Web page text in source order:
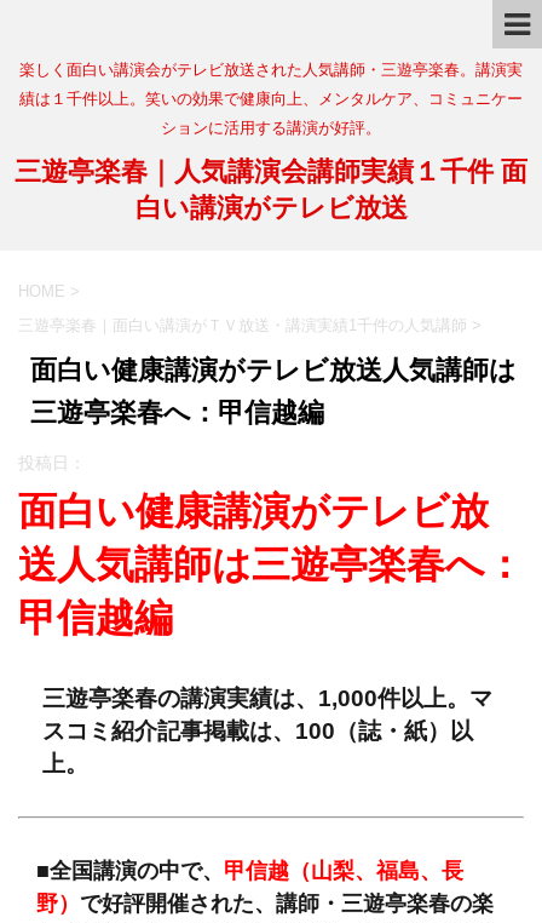
楽しく面白い講演会がテレビ放送された人気講師・三遊亭楽春。講演実
績は１千件以上。笑いの効果で健康向上、メンタルケア、コミュニケー
ションに活用する講演が好評。
三遊亭楽春｜人気講演会講師実績１千件 面
白い講演がテレビ放送
HOME >
三遊亭楽春｜面白い講演がＴＶ放送・講演実績1千件の人気講師 >
面白い健康講演がテレビ放送人気講師は
三遊亭楽春へ：甲信越編
投稿日：
面白い健康講演がテレビ放
送人気講師は三遊亭楽春へ：
甲信越編
三遊亭楽春の講演実績は、1,000件以上。マ
スコミ紹介記事掲載は、100（誌・紙）以
上。
■全国講演の中で、 甲信越（山梨、福島、長
野） で好評開催された、講師・三遊亭楽春の楽